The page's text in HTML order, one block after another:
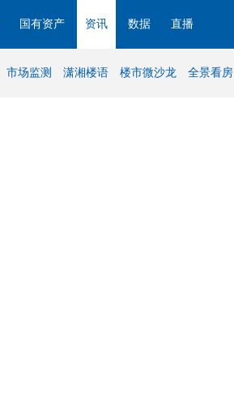
国有资产 资讯 数据 直播
市场监测 潇湘楼语 楼市微沙龙 全景看房